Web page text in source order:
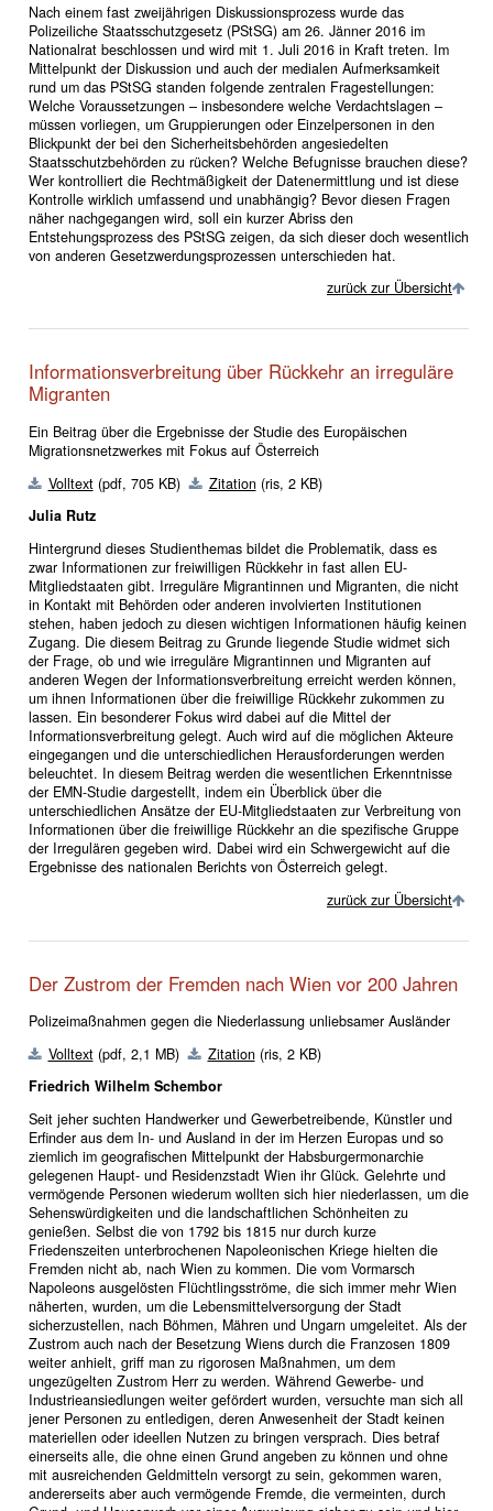
Nach einem fast zweijährigen Diskussionsprozess wurde das
Polizeiliche Staatsschutzgesetz (PStSG) am 26. Jänner 2016 im
Nationalrat beschlossen und wird mit 1. Juli 2016 in Kraft treten. Im
Mittelpunkt der Diskussion und auch der medialen Aufmerksamkeit
rund um das PStSG standen folgende zentralen Fragestellungen:
Welche Voraussetzungen – insbesondere welche Verdachtslagen –
müssen vorliegen, um Gruppierungen oder Einzelpersonen in den
Blickpunkt der bei den Sicherheitsbehörden angesiedelten
Staatsschutzbehörden zu rücken? Welche Befugnisse brauchen diese?
Wer kontrolliert die Rechtmäßigkeit der Datenermittlung und ist diese
Kontrolle wirklich umfassend und unabhängig? Bevor diesen Fragen
näher nachgegangen wird, soll ein kurzer Abriss den
Entstehungsprozess des PStSG zeigen, da sich dieser doch wesentlich
von anderen Gesetzwerdungsprozessen unterschieden hat.
zurück zur Übersicht
Informationsverbreitung über Rückkehr an irreguläre
Migranten
Ein Beitrag über die Ergebnisse der Studie des Europäischen
Migrationsnetzwerkes mit Fokus auf Österreich
Volltext(pdf, 705 KB) Zitation(ris, 2 KB)
Julia Rutz
Hintergrund dieses Studienthemas bildet die Problematik, dass es
zwar Informationen zur freiwilligen Rückkehr in fast allen EU-
Mitgliedstaaten gibt. Irreguläre Migrantinnen und Migranten, die nicht
in Kontakt mit Behörden oder anderen involvierten Institutionen
stehen, haben jedoch zu diesen wichtigen Informationen häufig keinen
Zugang. Die diesem Beitrag zu Grunde liegende Studie widmet sich
der Frage, ob und wie irreguläre Migrantinnen und Migranten auf
anderen Wegen der Informationsverbreitung erreicht werden können,
um ihnen Informationen über die freiwillige Rückkehr zukommen zu
lassen. Ein besonderer Fokus wird dabei auf die Mittel der
Informationsverbreitung gelegt. Auch wird auf die möglichen Akteure
eingegangen und die unterschiedlichen Herausforderungen werden
beleuchtet. In diesem Beitrag werden die wesentlichen Erkenntnisse
der EMN-Studie dargestellt, indem ein Überblick über die
unterschiedlichen Ansätze der EU-Mitgliedstaaten zur Verbreitung von
Informationen über die freiwillige Rückkehr an die spezifische Gruppe
der Irregulären gegeben wird. Dabei wird ein Schwergewicht auf die
Ergebnisse des nationalen Berichts von Österreich gelegt.
zurück zur Übersicht
Der Zustrom der Fremden nach Wien vor 200 Jahren
Polizeimaßnahmen gegen die Niederlassung unliebsamer Ausländer
Volltext(pdf, 2,1 MB) Zitation(ris, 2 KB)
Friedrich Wilhelm Schembor
Seit jeher suchten Handwerker und Gewerbetreibende, Künstler und
Erfinder aus dem In- und Ausland in der im Herzen Europas und so
ziemlich im geografischen Mittelpunkt der Habsburgermonarchie
gelegenen Haupt- und Residenzstadt Wien ihr Glück. Gelehrte und
vermögende Personen wiederum wollten sich hier niederlassen, um die
Sehenswürdigkeiten und die landschaftlichen Schönheiten zu
genießen. Selbst die von 1792 bis 1815 nur durch kurze
Friedenszeiten unterbrochenen Napoleonischen Kriege hielten die
Fremden nicht ab, nach Wien zu kommen. Die vom Vormarsch
Napoleons ausgelösten Flüchtlingsströme, die sich immer mehr Wien
näherten, wurden, um die Lebensmittelversorgung der Stadt
sicherzustellen, nach Böhmen, Mähren und Ungarn umgeleitet. Als der
Zustrom auch nach der Besetzung Wiens durch die Franzosen 1809
weiter anhielt, griff man zu rigorosen Maßnahmen, um dem
ungezügelten Zustrom Herr zu werden. Während Gewerbe- und
Industrieansiedlungen weiter gefördert wurden, versuchte man sich all
jener Personen zu entledigen, deren Anwesenheit der Stadt keinen
materiellen oder ideellen Nutzen zu bringen versprach. Dies betraf
einerseits alle, die ohne einen Grund angeben zu können und ohne
mit ausreichenden Geldmitteln versorgt zu sein, gekommen waren,
andererseits aber auch vermögende Fremde, die vermeinten, durch